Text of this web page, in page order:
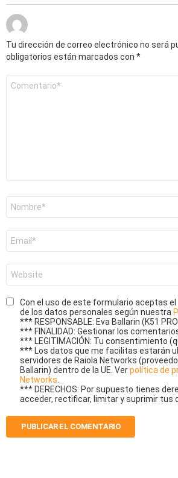
Tu dirección de correo electrónico no será
obligatorios están marcados con *
electrónico
*
Con el uso de este formulario aceptas
de los datos personales según nuestra
*** RESPONSABLE: Eva Ballarin (K51
*** FINALIDAD: Gestionar los
*** LEGITIMACIÓN: Tu consentimiento
*** Los datos que me facilitas estarán
servidores de Raiola Networks
Ballarin) dentro de la UE. Verpolítica de
Networks.
*** DERECHOS: Por supuesto tienes
acceder, rectificar, limitar y suprimir tus